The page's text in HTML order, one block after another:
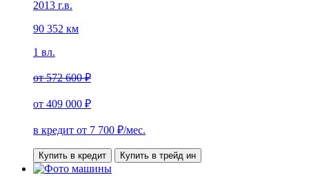
2013 г.в.
90 352 км
1 вл.
от572 600 ₽
от 409 000 ₽
в кредит от 7 700 ₽/мес.
Купить в кредит Купить в трейд ин